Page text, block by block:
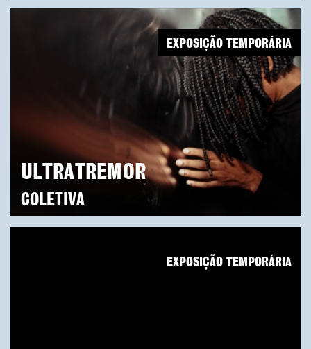
ULTRATREMOR
COLETIVA
EXPOSIÇÃO TEMPORÁRIA
EXPOSIÇÃO TEMPORÁRIA